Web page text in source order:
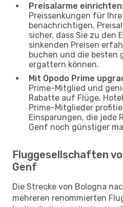
Preisalarme
Preissenkungen für
benachrichtigen.
sicher, dass Sie zu den
sinkenden Preisen
buchen und die besten
ergattern können.
Mit Opodo Prime
Prime-Mitglied und
Rabatte auf Flüge,
Prime-Mitglieder
Einsparungen, die jede
Genf noch günstiger
Fluggesellschaften
Genf
Die Strecke von Bologna
mehreren renommierten